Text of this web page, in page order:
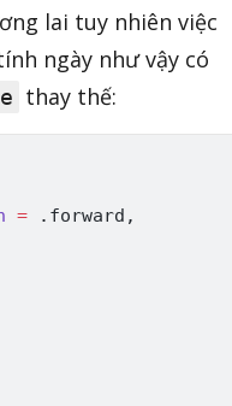
lai tuy nhiên việc
ngày như vậy có
thay thế:
= . forward ,